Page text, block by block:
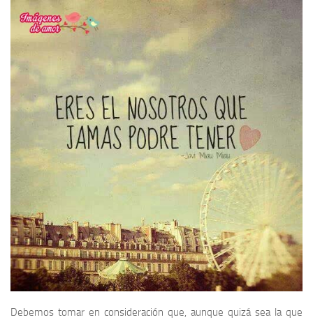
Debemos tomar en consideración que, aunque quizá sea la que